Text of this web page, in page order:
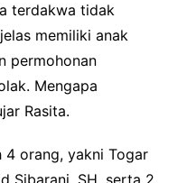
terdakwa tidak
memiliki anak
permohonan
Mengapa
Rasita.
4 orang, yakni Togar
Sibarani, SH, serta 2